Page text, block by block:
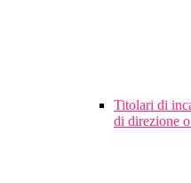
Titolari di
di direzione